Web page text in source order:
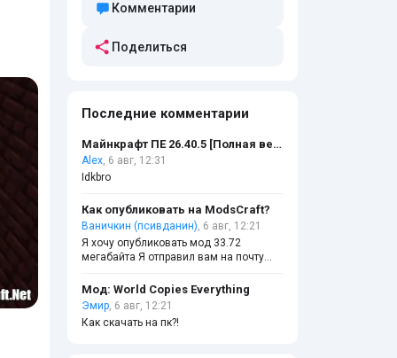
Комментарии
Поделиться
Последние комментарии
Майнкрафт ПЕ 26.40.5 [Полная версия]
Alex, 6 авг, 12:31
Idkbro
Как опубликовать на ModsCraft?
Ваничкин (псивданин), 6 авг, 12:21
Я хочу опубликовать мод 33.72
мегабайта Я отправил вам на почту
опубликуете напишите кто-нибудь
Мод: World Copies Everything
Эмир, 6 авг, 12:21
Как скачать на пк?!